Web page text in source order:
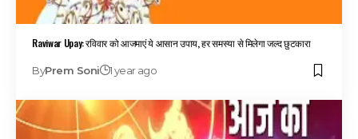
Raviwar Upay: रविवार को आजमाएं ये आसान उपाय, हर समस्या से मिलेगा जल्द छुटकारा
ByPrem Soni 1 year ago